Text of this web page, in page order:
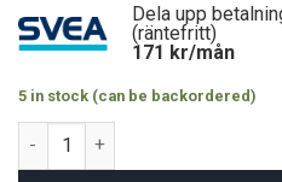
Dela upp
(räntefritt)
171 kr/mån
5 in stock (can be backordered)
HK Grytset 10 delar – Svart